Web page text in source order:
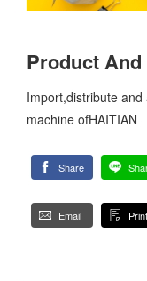
Product
Import,distribute
machine ofHAITIAN
Share
Email Print